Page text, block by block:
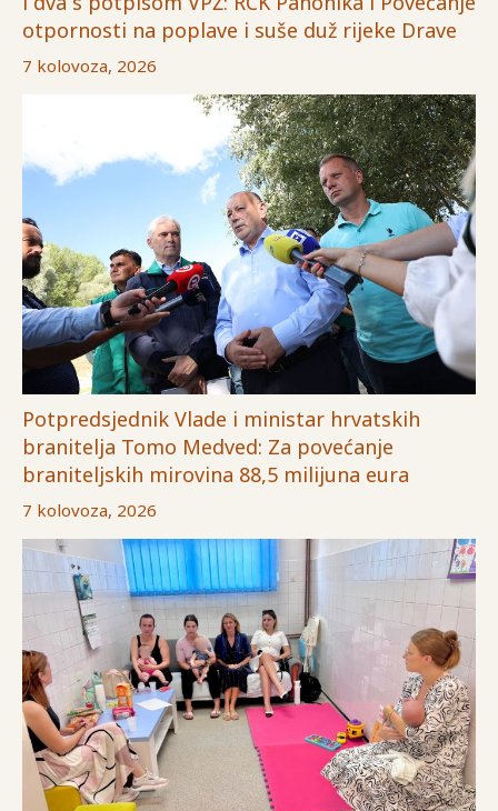
otpornosti na poplave i suše duž rijeke Drave
7 kolovoza, 2026
Potpredsjednik Vlade i ministar hrvatskih
branitelja Tomo Medved: Za povećanje
braniteljskih mirovina 88,5 milijuna eura
7 kolovoza, 2026